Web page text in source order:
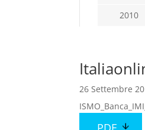
2010
26 Settembre